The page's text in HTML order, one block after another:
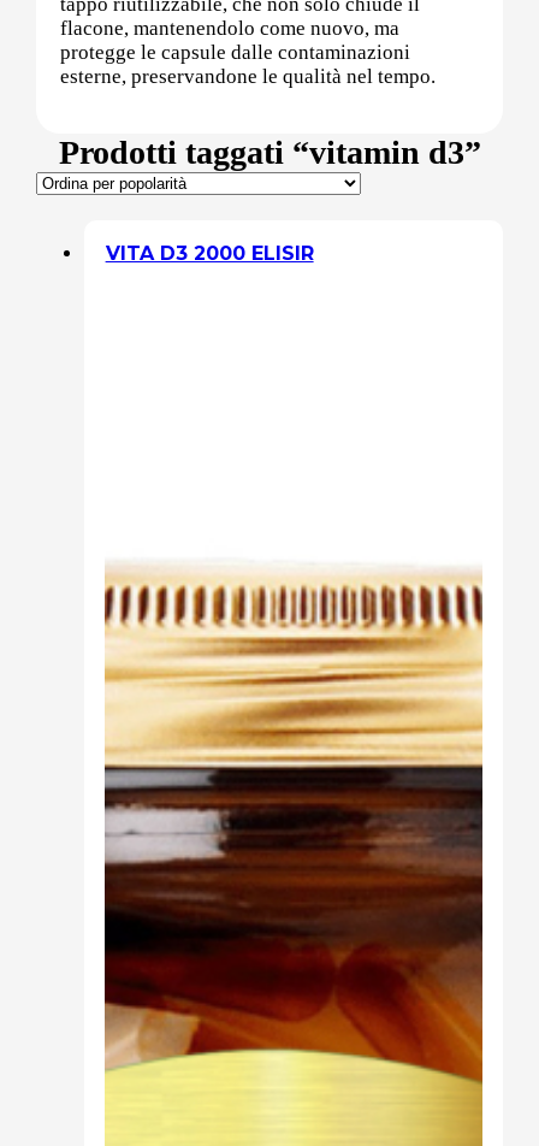
Dimagrimento naturale
Altro
flacone, mantenendolo come nuovo, ma
protegge le capsule dalle contaminazioni
esterne, preservandone le qualità nel tempo.
Prodotti taggati “vitamin d3”
VITA D3 2000 ELISIR